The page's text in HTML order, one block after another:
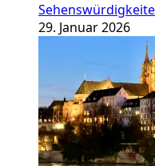
29. Januar 2026